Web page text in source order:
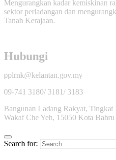
Mengurangkan kadar kemiskinan
sektor perladangan dan
Tanah Kerajaan.
Hubungi
pplrnk@kelantan.gov.my
09-741 3180/ 3181/ 3183
Bangunan Ladang Rakyat,
Wakaf Che Yeh, 15050 Kota
Search for: